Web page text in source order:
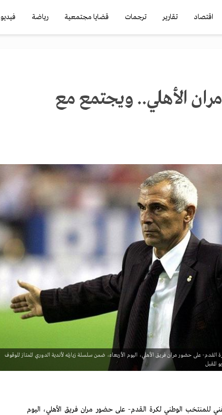
اقتصاد تقارير ترجمات قضايا مجتمعية رياضة فيديو
الأهلي.. ويجتمع مع
القدم- على حضور مران فريق الأهلي، اليوم الأربعاء، ضمن سلسلة زيارته لأندية الدوري الممتاز للوقوف
المقبل
للمنتخب الوطني لكرة القدم- على حضور مران فريق الأهلي، اليوم